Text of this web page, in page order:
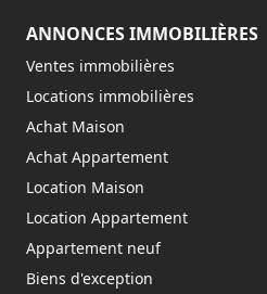
ANNONCES IMMOBILIÈRES
Ventes immobilières
Locations immobilières
Achat Maison
Achat Appartement
Location Maison
Location Appartement
Appartement neuf
Biens d'exception